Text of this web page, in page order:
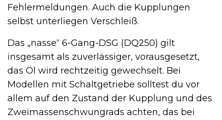
Fehlermeldungen. Auch die Kupplungen
selbst unterliegen Verschleiß.
Das „nasse“ 6-Gang-DSG (DQ250) gilt
insgesamt als zuverlässiger, vorausgesetzt,
das Öl wird rechtzeitig gewechselt. Bei
Modellen mit Schaltgetriebe solltest du vor
allem auf den Zustand der Kupplung und des
Zweimassenschwungrads achten, das bei